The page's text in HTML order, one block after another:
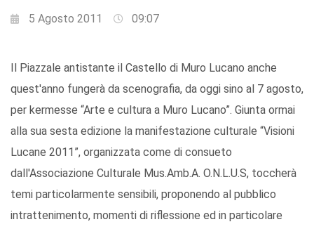
5 Agosto 2011 09:07
Il Piazzale antistante il Castello di Muro Lucano anche
quest'anno fungerà da scenografia, da oggi sino al 7 agosto,
per kermesse “Arte e cultura a Muro Lucano”. Giunta ormai
alla sua sesta edizione la manifestazione culturale “Visioni
Lucane 2011”, organizzata come di consueto
dall'Associazione Culturale Mus.Amb.A. O.N.L.U.S, toccherà
temi particolarmente sensibili, proponendo al pubblico
intrattenimento, momenti di riflessione ed in particolare